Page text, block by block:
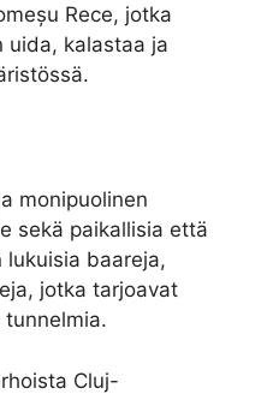
Rece, jotka
uida, kalastaa ja
monipuolinen
sekä paikallisia että
lukuisia baareja,
jotka tarjoavat
Cluj-